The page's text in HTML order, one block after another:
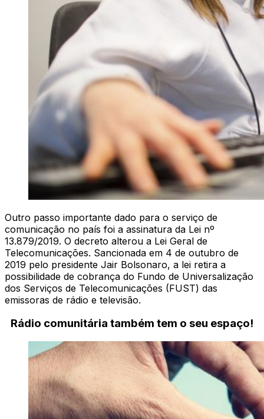
Outro passo importante dado para o serviço de
comunicação no país foi a assinatura da Lei nº
13.879/2019. O decreto alterou a Lei Geral de
Telecomunicações. Sancionada em 4 de outubro de
2019 pelo presidente Jair Bolsonaro, a lei retira a
possibilidade de cobrança do Fundo de Universalização
dos Serviços de Telecomunicações (FUST) das
emissoras de rádio e televisão.
Rádio comunitária também tem o seu espaço!